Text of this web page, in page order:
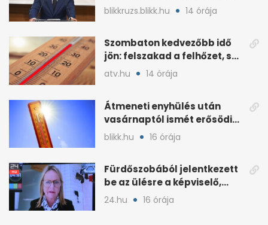
blikkruzs.blikk.hu 14 órája
Szombaton kedvezőbb idő
jön: felszakad a felhőzet, sok
napsütéssel
atv.hu 14 órája
Átmeneti enyhülés után
vasárnaptól ismét erősödik
a hőség
blikk.hu 16 órája
Fürdőszobából jelentkezett
be az ülésre a képviselő,
árny tűnt fel mögötte
24.hu 16 órája